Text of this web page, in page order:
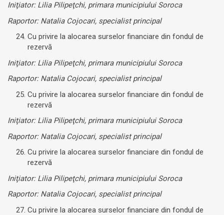
Iniţiator: Lilia Pilipeţchi, primara municipiului Soroca
Raportor: Natalia Cojocari, specialist principal
Cu privire la alocarea surselor financiare din fondul de
rezervă
Iniţiator: Lilia Pilipeţchi, primara municipiului Soroca
Raportor: Natalia Cojocari, specialist principal
Cu privire la alocarea surselor financiare din fondul de
rezervă
Iniţiator: Lilia Pilipeţchi, primara municipiului Soroca
Raportor: Natalia Cojocari, specialist principal
Cu privire la alocarea surselor financiare din fondul de
rezervă
Iniţiator: Lilia Pilipeţchi, primara municipiului Soroca
Raportor: Natalia Cojocari, specialist principal
Cu privire la alocarea surselor financiare din fondul de